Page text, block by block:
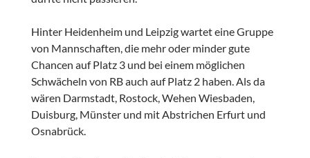
Hinter Heidenheim und Leipzig wartet eine Gruppe
von Mannschaften, die mehr oder minder gute
Chancen auf Platz 3 und bei einem möglichen
Schwächeln von RB auch auf Platz 2 haben. Als da
wären Darmstadt, Rostock, Wehen Wiesbaden,
Duisburg, Münster und mit Abstrichen Erfurt und
Osnabrück.